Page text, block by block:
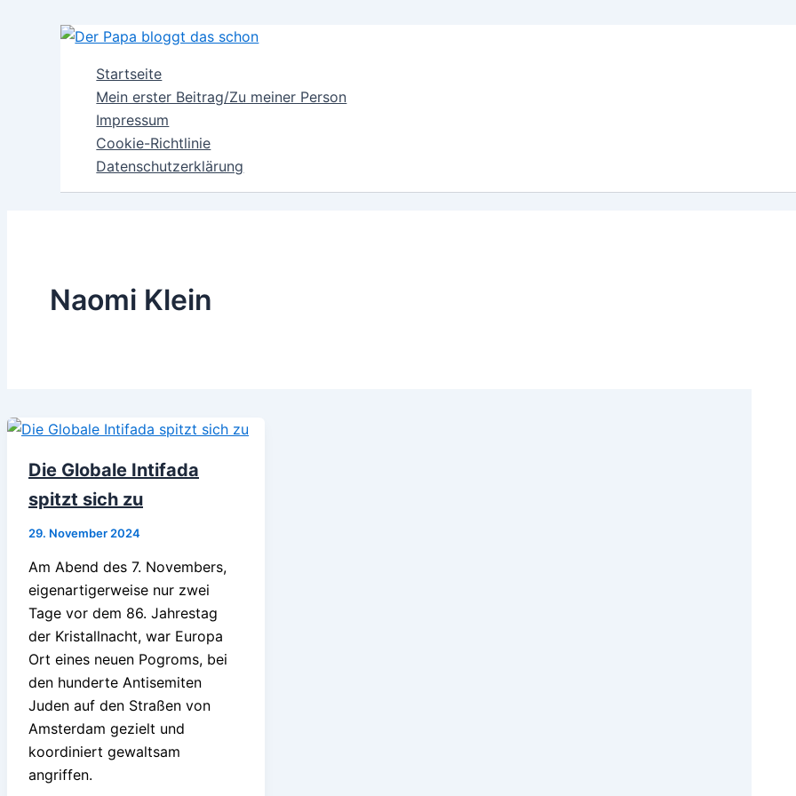
Startseite
Mein erster Beitrag/Zu meiner Person
Impressum
Cookie-Richtlinie
Datenschutzerklärung
Naomi Klein
Die Globale Intifada
spitzt sich zu
29. November 2024
Am Abend des 7. Novembers,
eigenartigerweise nur zwei
Tage vor dem 86. Jahrestag
der Kristallnacht, war Europa
Ort eines neuen Pogroms, bei
den hunderte Antisemiten
Juden auf den Straßen von
Amsterdam gezielt und
koordiniert gewaltsam
angriffen.